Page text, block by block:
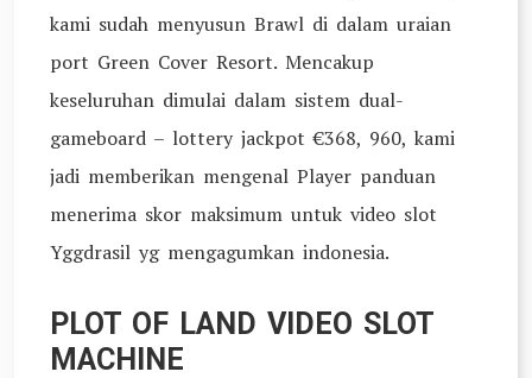
kami sudah menyusun Brawl di dalam uraian
port Green Cover Resort. Mencakup
keseluruhan dimulai dalam sistem dual-
gameboard – lottery jackpot €368, 960, kami
jadi memberikan mengenal Player panduan
menerima skor maksimum untuk video slot
Yggdrasil yg mengagumkan indonesia.
PLOT OF LAND VIDEO SLOT
MACHINE